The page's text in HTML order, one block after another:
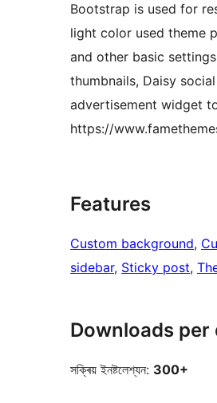
Bootstrap is used for
light color used theme
and other basic
thumbnails, Daisy
advertisement widget
https://
Features
Custom background,
sidebar, Sticky post,
Downloads per
সক্ৰিয় ইনষ্টলেশ্যন: 300+